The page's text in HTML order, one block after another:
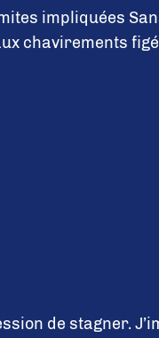
impliquées
chavirements
de stagner.